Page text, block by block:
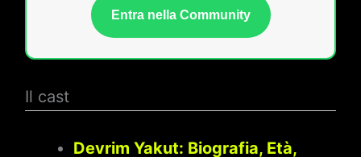
Entra nella Community
Il cast
Devrim Yakut: Biografia, Età,